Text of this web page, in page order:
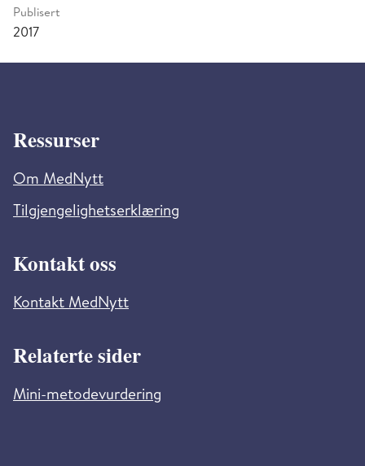
Publisert
2017
Ressurser
Om MedNytt
Tilgjengelighetserklæring
Kontakt oss
Kontakt MedNytt
Relaterte sider
Mini-metodevurdering